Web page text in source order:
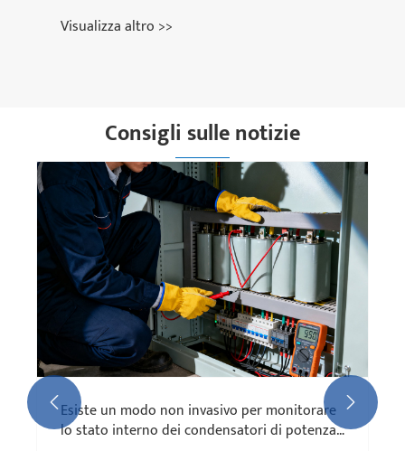
Visualizza altro >>
Consigli sulle notizie
Esiste un modo non invasivo per monitorare
lo stato interno dei condensatori di potenza,
 